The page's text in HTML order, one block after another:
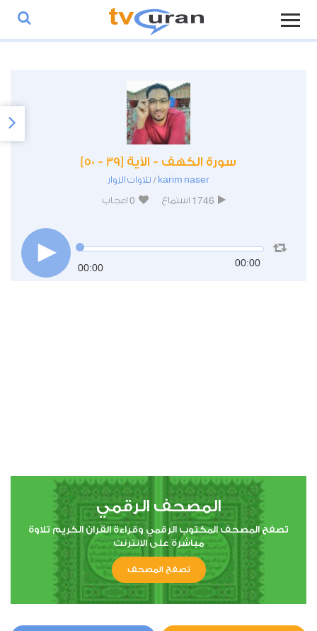
سورة الكهف - الآية [39 - 50]
karim naser
/ تلاوات الزوار
1746 استماع 0 اعجاب
00:00 00:00
المصحف الرقمي
تصفح المصحف المكتوب الرقمي وقراءة القران الكريم تلاوة
مباشرة على الانترنت
تصفح المصحف